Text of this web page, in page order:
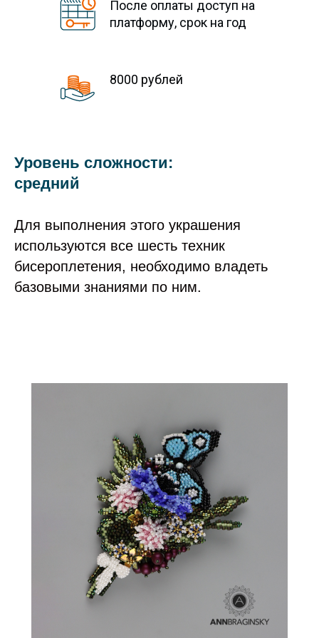
После оплаты доступ на
платформу, срок на год
8000 рублей
Уровень сложности:
средний
Для выполнения этого украшения
используются все шесть техник
бисероплетения, необходимо владеть
базовыми знаниями по ним.